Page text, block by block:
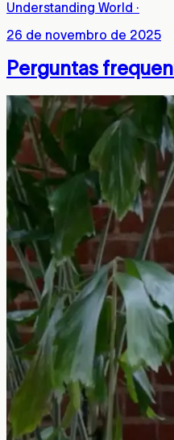
Understanding World ·
26 de novembro de 2025
Perguntas